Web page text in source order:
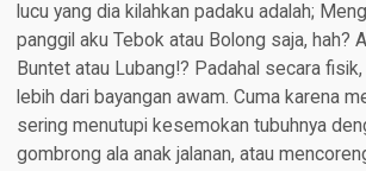
lucu yang dia kilahkan padaku adalah;
panggil aku Tebok atau Bolong saja, hah?
Buntet atau Lubang!? Padahal secara
lebih dari bayangan awam. Cuma karena
sering menutupi kesemokan tubuhnya
gombrong ala anak jalanan, atau